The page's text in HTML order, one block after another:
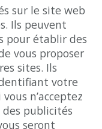
sur le site web
Ils peuvent
pour établir des
vous proposer
sites. Ils
votre
n’acceptez
publicités
seront